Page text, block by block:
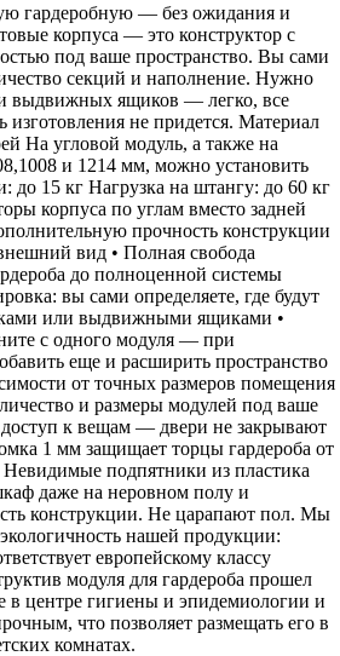
гардеробную — без ожидания и
корпуса — это конструктор с
под ваше пространство. Вы сами
секций и наполнение. Нужно
выдвижных ящиков — легко, все
не придется. Материал
На угловой модуль, а также на
и 1214 мм, можно установить
до 15 кг Нагрузка на штангу: до 60 кг
корпуса по углам вместо задней
прочность конструкции
вид • Полная свобода
до полноценной системы
вы сами определяете, где будут
или выдвижными ящиками •
с одного модуля — при
еще и расширить пространство
от точных размеров помещения
и размеры модулей под ваше
к вещам — двери не закрывают
1 мм защищает торцы гардероба от
подпятники из пластика
даже на неровном полу и
конструкции. Не царапают пол. Мы
нашей продукции:
европейскому классу
модуля для гардероба прошел
в центре гигиены и эпидемиологии и
что позволяет размещать его в
комнатах.